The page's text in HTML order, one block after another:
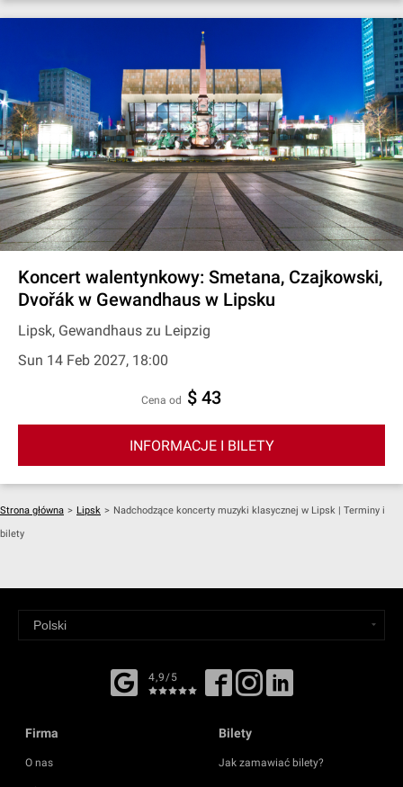
Koncert walentynkowy: Smetana, Czajkowski,
Dvořák w Gewandhaus w Lipsku
Lipsk, Gewandhaus zu Leipzig
Sun 14 Feb 2027, 18:00
cena od $ 43
INFORMACJE I BILETY
Strona główna > Lipsk > Nadchodzące koncerty muzyki klasycznej w Lipsk | Terminy i
bilety
4,9/5
Firma
O nas
Bilety
Jak zamawiać bilety?